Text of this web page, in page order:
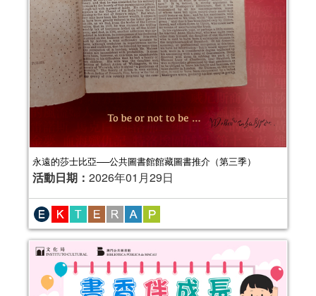
永遠的莎士比亞──公共圖書館館藏圖書推介（第三季）
活動日期： 2026年01月29日